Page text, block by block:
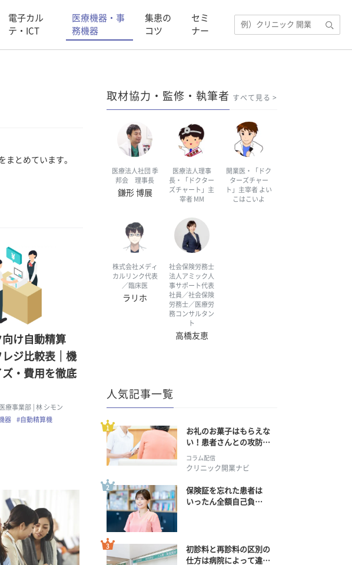
電子カル
テ・ICT
医療機器・事
務機器
集患の
コツ
セミ
ナー
まとめています。
け自動精算
ジ比較表｜機
・費用を徹底
療事業部
| 林 シモン
器
#自動精算機
取材協力・監修・執筆者 すべて見る
医療法人社団 季
邦会 理事長
鎌形 博展
医療法人理事
長・「ドクター
ズチャート」主
宰者 MM
開業医・「ドク
ターズチャー
ト」主宰者 よい
こはこいよ
株式会社メディ
カルリンク代表
／臨床医
ラリホ
社会保険労務士
法人アミック人
事サポート代表
社員／社会保険
労務士／医療労
務コンサルタン
ト
高橋友恵
人気記事一覧
お礼のお菓子はもらえな
い！患者さんとの攻防の
コラム配信
クリニック開業ナビ
保険証を忘れた患者は
いったん全額自己負
初診料と再診料の区別の
仕方は病院によって違